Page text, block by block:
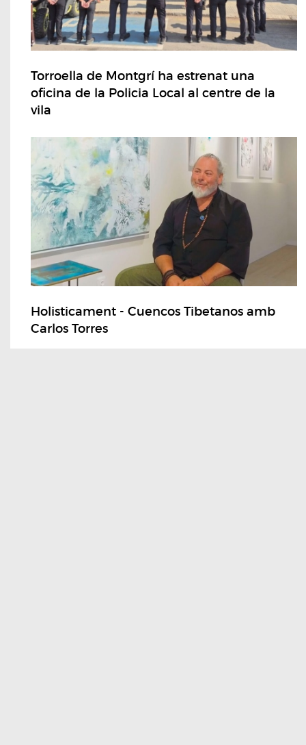
Torroella de Montgrí ha estrenat una
oficina de la Policia Local al centre de la
vila
Holisticament - Cuencos Tibetanos amb
Carlos Torres